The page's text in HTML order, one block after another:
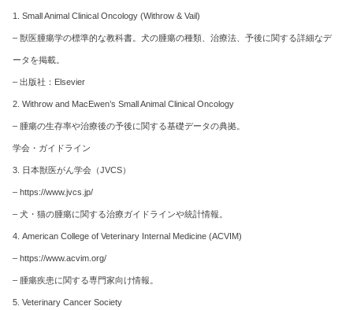
1. Small Animal Clinical Oncology (Withrow & Vail)
– 獣医腫瘍学の標準的な教科書。犬の腫瘍の種類、治療法、予後に関する詳細なデ
ータを掲載。
– 出版社：Elsevier
2. Withrow and MacEwen’s Small Animal Clinical Oncology
– 腫瘍の生存率や治療後の予後に関する基礎データの典拠。
学会・ガイドライン
3. 日本獣医がん学会（JVCS）
– https://www.jvcs.jp/
– 犬・猫の腫瘍に関する治療ガイドラインや統計情報。
4. American College of Veterinary Internal Medicine (ACVIM)
– https://www.acvim.org/
– 腫瘍疾患に関する専門家向け情報。
5. Veterinary Cancer Society